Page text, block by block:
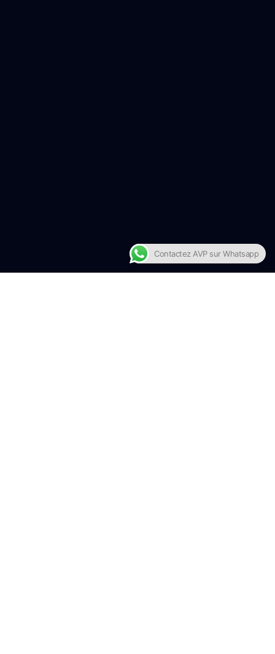
Contactez AVP sur Whatsapp